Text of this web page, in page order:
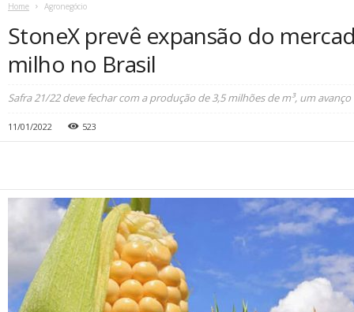
Home Agronegócio
StoneX prevê expansão do
milho no Brasil
Safra 21/22 deve fechar com a produção de 3,5 milhões de m³, um avanço
11/01/2022 523